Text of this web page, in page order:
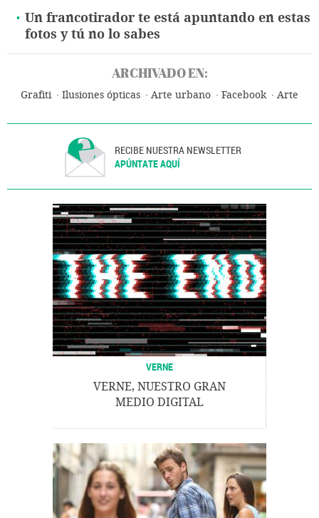
Un francotirador te está apuntando en estas
fotos y tú no lo sabes
ARCHIVADO EN:
Grafiti Ilusiones ópticas Arte urbano Facebook Arte
RECIBE NUESTRA NEWSLETTER
APÚNTATE AQUÍ
VERNE
VERNE, NUESTRO GRAN
MEDIO DIGITAL